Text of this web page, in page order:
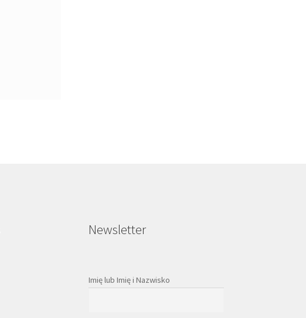
Newsletter
Imię lub Imię i Nazwisko